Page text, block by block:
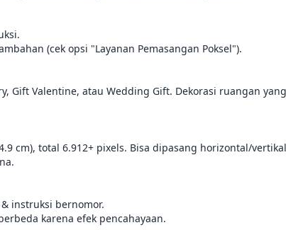
(cek opsi "Layanan Pemasangan Poksel").
Gift Valentine, atau Wedding Gift. Dekorasi ruangan
cm), total 6.912+ pixels. Bisa dipasang horizontal/
instruksi bernomor.
karena efek pencahayaan.